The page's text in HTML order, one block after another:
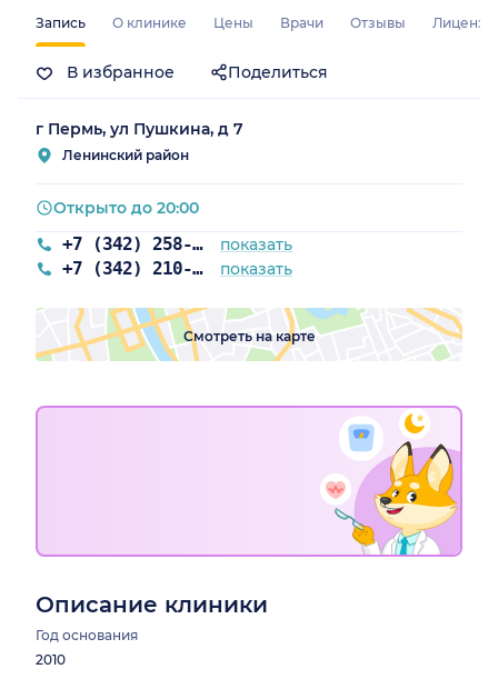
Запись О клинике Цены Врачи Отзывы
В избранное Поделиться
г Пермь, ул Пушкина, д 7
Ленинский район
+7 (342) 258-00-11 показать
+7 (342) 210-11-88 показать
Открыто до 20:00
Смотреть на карте
Описание клиники
Год основания
2010